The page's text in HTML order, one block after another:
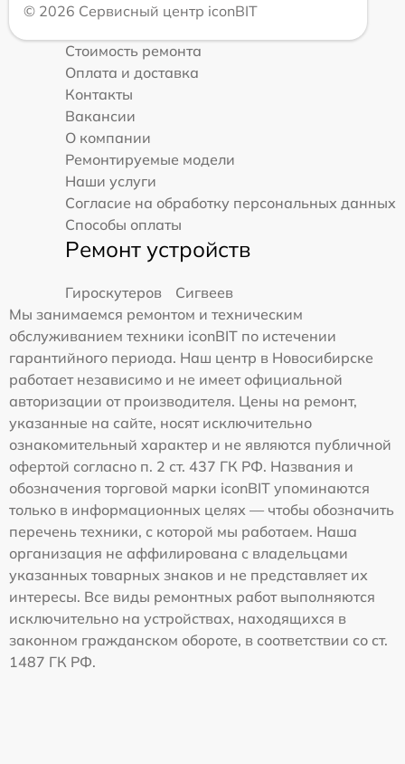
© 2026 Сервисный центр iconBIT
Стоимость ремонта
Оплата и доставка
Контакты
Вакансии
О компании
Ремонтируемые модели
Наши услуги
Согласие на обработку персональных данных
Способы оплаты
Ремонт устройств
Гироскутеров
Сигвеев
Мы занимаемся ремонтом и техническим
обслуживанием техники iconBIT по истечении
гарантийного периода. Наш центр в Новосибирске
работает независимо и не имеет официальной
авторизации от производителя. Цены на ремонт,
указанные на сайте, носят исключительно
ознакомительный характер и не являются публичной
офертой согласно п. 2 ст. 437 ГК РФ. Названия и
обозначения торговой марки iconBIT упоминаются
только в информационных целях — чтобы обозначить
перечень техники, с которой мы работаем. Наша
организация не аффилирована с владельцами
указанных товарных знаков и не представляет их
интересы. Все виды ремонтных работ выполняются
исключительно на устройствах, находящихся в
законном гражданском обороте, в соответствии со ст.
1487 ГК РФ.